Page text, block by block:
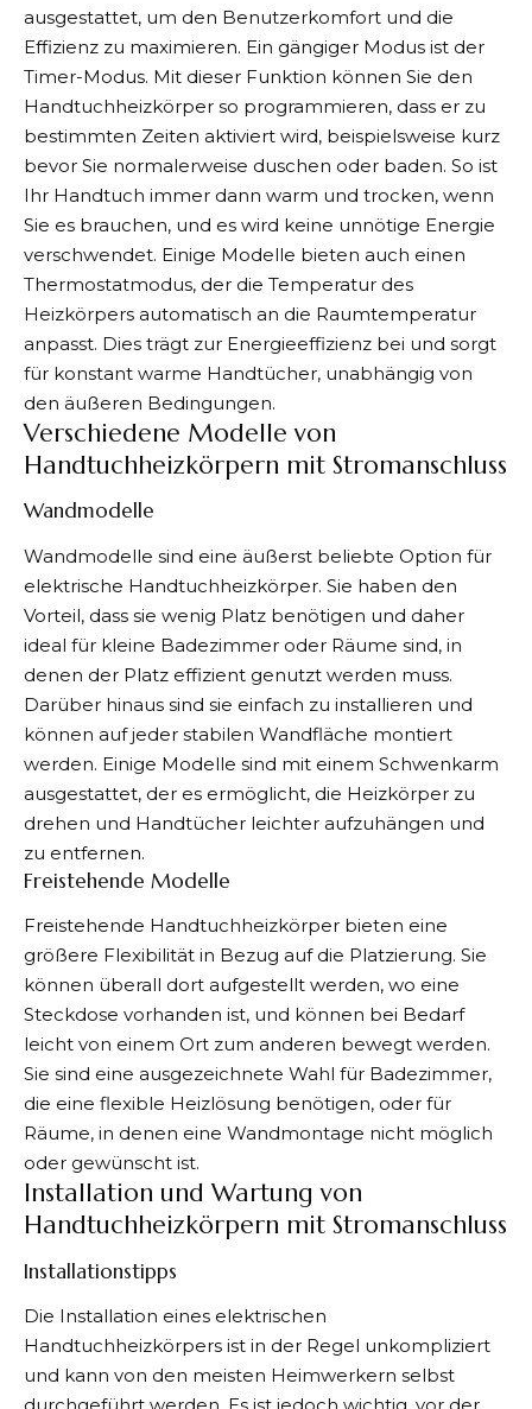
ausgestattet, um den Benutzerkomfort und die
Effizienz zu maximieren. Ein gängiger Modus ist der
Timer-Modus. Mit dieser Funktion können Sie den
Handtuchheizkörper so programmieren, dass er zu
bestimmten Zeiten aktiviert wird, beispielsweise kurz
bevor Sie normalerweise duschen oder baden. So ist
Ihr Handtuch immer dann warm und trocken, wenn
Sie es brauchen, und es wird keine unnötige Energie
verschwendet. Einige Modelle bieten auch einen
Thermostatmodus, der die Temperatur des
Heizkörpers automatisch an die Raumtemperatur
anpasst. Dies trägt zur Energieeffizienz bei und sorgt
für konstant warme Handtücher, unabhängig von
den äußeren Bedingungen.
Verschiedene Modelle von
Handtuchheizkörpern mit Stromanschluss
Wandmodelle
Wandmodelle sind eine äußerst beliebte Option für
elektrische Handtuchheizkörper. Sie haben den
Vorteil, dass sie wenig Platz benötigen und daher
ideal für kleine Badezimmer oder Räume sind, in
denen der Platz effizient genutzt werden muss.
Darüber hinaus sind sie einfach zu installieren und
können auf jeder stabilen Wandfläche montiert
werden. Einige Modelle sind mit einem Schwenkarm
ausgestattet, der es ermöglicht, die Heizkörper zu
drehen und Handtücher leichter aufzuhängen und
zu entfernen.
Freistehende Modelle
Freistehende Handtuchheizkörper bieten eine
größere Flexibilität in Bezug auf die Platzierung. Sie
können überall dort aufgestellt werden, wo eine
Steckdose vorhanden ist, und können bei Bedarf
leicht von einem Ort zum anderen bewegt werden.
Sie sind eine ausgezeichnete Wahl für Badezimmer,
die eine flexible Heizlösung benötigen, oder für
Räume, in denen eine Wandmontage nicht möglich
oder gewünscht ist.
Installation und Wartung von
Handtuchheizkörpern mit Stromanschluss
Installationstipps
Die Installation eines elektrischen
Handtuchheizkörpers ist in der Regel unkompliziert
und kann von den meisten Heimwerkern selbst